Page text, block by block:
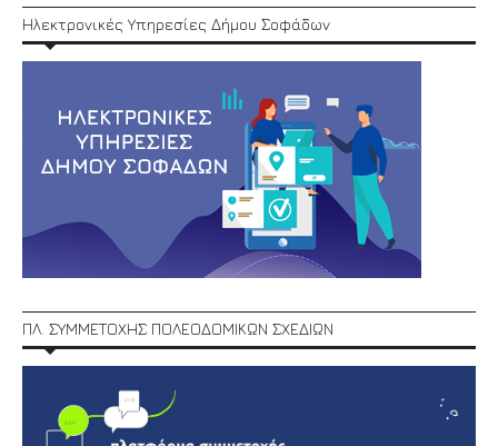
Ηλεκτρονικές Υπηρεσίες Δήμου Σοφάδων
ΠΛ. ΣΥΜΜΕΤΟΧΗΣ ΠΟΛΕΟΔΟΜΙΚΩΝ ΣΧΕΔΙΩΝ